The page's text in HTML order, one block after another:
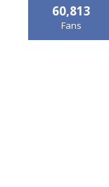
60,813
Fans